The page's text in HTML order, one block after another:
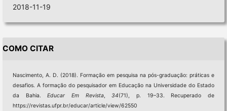
2018-11-19
COMO CITAR
Nascimento, A. D. (2018). Formação em pesquisa na pós-graduação: práticas e
desafios. A formação do pesquisador em Educação na Universidade do Estado
da Bahia.Educar Em Revista,34(71), p. 19–33. Recuperado de
https://revistas.ufpr.br/educar/article/view/62550